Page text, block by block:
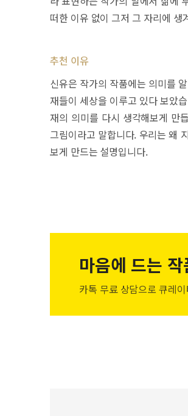
떠한 이유 없이 그저 그 자리에 생
추천 이유
신유은 작가의 작품에는 의미를
재들이 세상을 이루고 있다 보았
재의 의미를 다시 생각해보게 만
그림이라고 말합니다. 우리는 왜
보게 만드는 설명입니다.
마음에 드는 작
카톡 무료 상담으로 큐레